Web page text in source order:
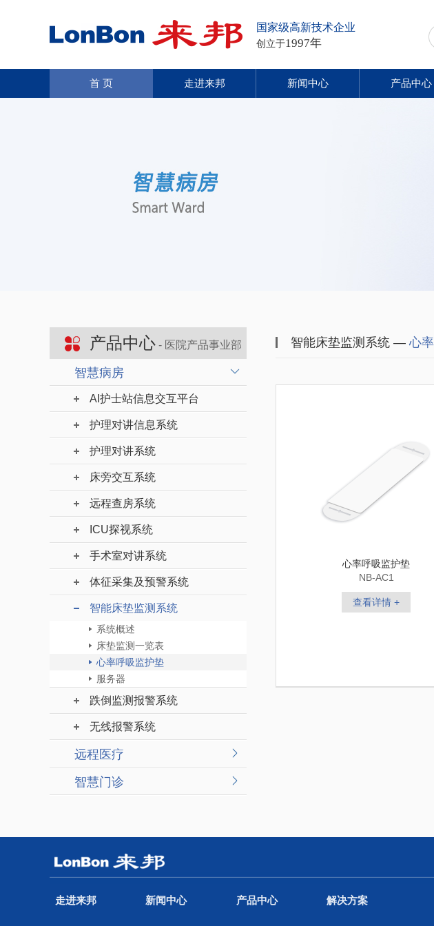
国家级高新技术企业
创立于1997年
首 页 走进来邦 新闻中心 产品中心
产品中心 - 医院产品事业部
智慧病房
AI护士站信息交互平台
护理对讲信息系统
护理对讲系统
床旁交互系统
远程查房系统
ICU探视系统
手术室对讲系统
体征采集及预警系统
智能床垫监测系统
系统概述
床垫监测一览表
心率呼吸监护垫
服务器
跌倒监测报警系统
无线报警系统
远程医疗
智慧门诊
智能床垫监测系统 —心
心率呼吸监护垫
NB-AC1
查看详情 +
走进来邦 新闻中心 产品中心 解决方案